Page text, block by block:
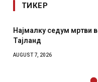
ТИКЕР
Најмалку седум мртви
Тајланд
AUGUST 7, 2026